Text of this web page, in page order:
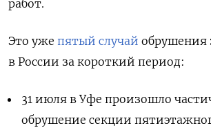
работ.
Это уже пятый случай обрушения
в России за короткий период:
31 июля в Уфе произошло
обрушение секции